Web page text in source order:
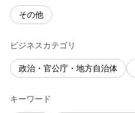
その他
ビジネスカテゴリ
政治・官公庁・地方自治体
キーワード